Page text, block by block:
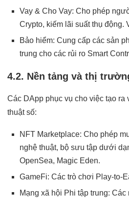
Vay & Cho Vay: Cho phép
Crypto, kiếm lãi suất thụ động.
Bảo hiểm: Cung cấp các sản
trung cho các rủi ro Smart
4.2. Nền tảng và thị
Các DApp phục vụ cho việc tạo ra
thuật số:
NFT Marketplace: Cho phép
nghệ thuật, bộ sưu tập dưới
OpenSea, Magic Eden.
GameFi: Các trò chơi Play-to-
Mạng xã hội Phi tập trung: